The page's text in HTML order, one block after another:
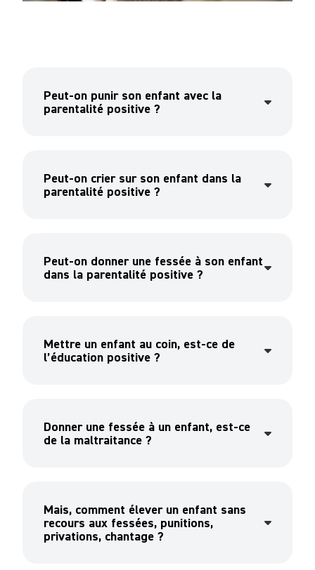
Peut-on punir son enfant avec la
parentalité positive ?
Peut-on crier sur son enfant dans la
parentalité positive ?
Peut-on donner une fessée à son enfant
dans la parentalité positive ?
Mettre un enfant au coin, est-ce de
l’éducation positive ?
Donner une fessée à un enfant, est-ce
de la maltraitance ?
Mais, comment élever un enfant sans
recours aux fessées, punitions,
privations, chantage ?